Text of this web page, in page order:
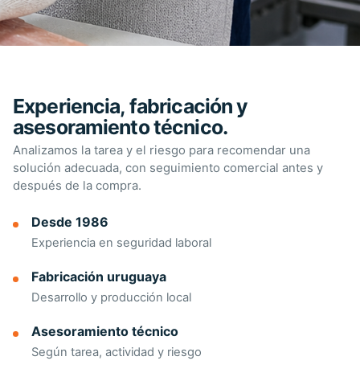
Experiencia, fabricación y
asesoramiento técnico.
Analizamos la tarea y el riesgo para recomendar una
solución adecuada, con seguimiento comercial antes y
después de la compra.
Desde 1986
Experiencia en seguridad laboral
Fabricación uruguaya
Desarrollo y producción local
Asesoramiento técnico
Según tarea, actividad y riesgo